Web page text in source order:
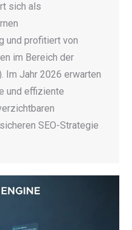
sich als
und profitiert von
im Bereich der
Im Jahr 2026 erwarten
und effiziente
SEO-Strategie